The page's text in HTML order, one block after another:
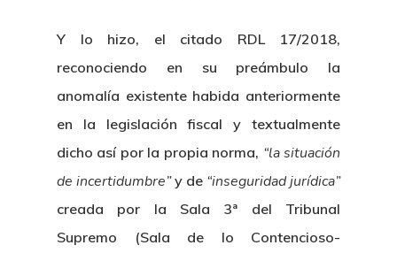
Y lo hizo, el citado RDL 17/2018,
reconociendo en su preámbulo la
anomalía existente habida anteriormente
en la legislación fiscal y textualmente
dicho así por la propia norma, “la situación
de incertidumbre”y de “inseguridad jurídica”
creada por la Sala 3ª del Tribunal
Supremo (Sala de lo Contencioso-